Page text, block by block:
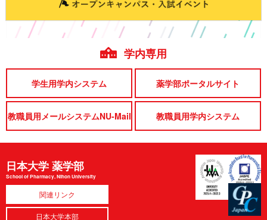
学内専用
学生用学内システム 薬学部ポータルサイト
教職員用メールシステムNU-Mail 教職員用学内システム
日本大学 薬学部
School of Pharmacy, Nihon University
関連リンク
日本大学本部